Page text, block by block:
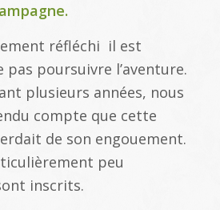
réfléchi il est
pas poursuivre l’aventure.
plusieurs années, nous
compte que cette
de son engouement.
peu
inscrits.